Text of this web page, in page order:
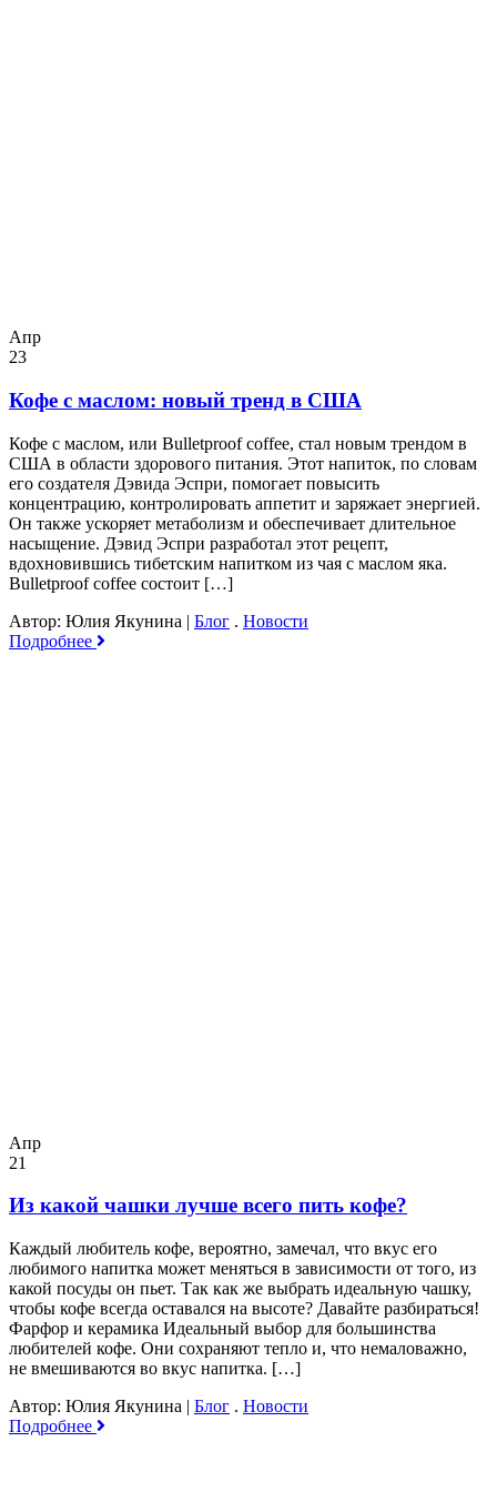
Апр
23
Кофе с маслом: новый тренд в США
Кофе с маслом, или Bulletproof coffee, стал новым трендом в
США в области здорового питания. Этот напиток, по словам
его создателя Дэвида Эспри, помогает повысить
концентрацию, контролировать аппетит и заряжает энергией.
Он также ускоряет метаболизм и обеспечивает длительное
насыщение. Дэвид Эспри разработал этот рецепт,
вдохновившись тибетским напитком из чая с маслом яка.
Bulletproof coffee состоит […]
Автор: Юлия Якунина | Блог . Новости
Подробнее
Апр
21
Из какой чашки лучше всего пить кофе?
Каждый любитель кофе, вероятно, замечал, что вкус его
любимого напитка может меняться в зависимости от того, из
какой посуды он пьет. Так как же выбрать идеальную чашку,
чтобы кофе всегда оставался на высоте? Давайте разбираться!
Фарфор и керамика Идеальный выбор для большинства
любителей кофе. Они сохраняют тепло и, что немаловажно,
не вмешиваются во вкус напитка. […]
Автор: Юлия Якунина | Блог . Новости
Подробнее